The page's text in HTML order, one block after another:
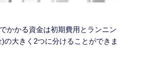
かかる資金は初期費用とランニン
の大きく2つに分けることができま